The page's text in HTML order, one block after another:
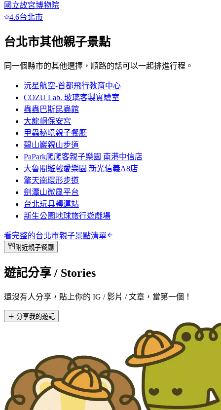
國立故宮博物院
4.6台北市
台北市其他親子景點
同一個縣市的其他選擇，順路的話可以一起排進行程。
沅星航空-首都飛行教育中心
COZU Lab. 玻璃客製實驗室
蟲蟲巴斯昆蟲館
大龍峒保安宮
甲蟲秘境親子餐廳
碧山巖親山步道
PaPark爬爬客親子樂園 南港中信店
大魯閣遊戲愛樂園 新光信義A8店
擎天崗環形步道
劍潭山微風平台
台北玩具轉運站
新生公園地球旅行遊戲場
看完整的台北市親子景點清單
附近親子餐廳
遊記分享 / Stories
還沒有人分享，貼上你的 IG / 影片 / 文章，當第一個！
＋ 分享我的遊記